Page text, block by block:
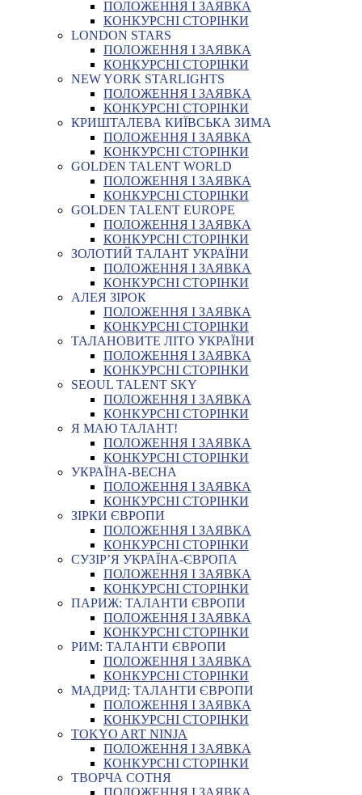
ПОЛОЖЕННЯ І ЗАЯВКА
КОНКУРСНІ СТОРІНКИ
LONDON STARS
ПОЛОЖЕННЯ І ЗАЯВКА
КОНКУРСНІ СТОРІНКИ
NEW YORK STARLIGHTS
ПОЛОЖЕННЯ І ЗАЯВКА
КОНКУРСНІ СТОРІНКИ
КРИШТАЛЕВА КИЇВСЬКА ЗИМА
ПОЛОЖЕННЯ І ЗАЯВКА
КОНКУРСНІ СТОРІНКИ
GOLDEN TALENT WORLD
ПОЛОЖЕННЯ І ЗАЯВКА
КОНКУРСНІ СТОРІНКИ
GOLDEN TALENT EUROPE
ПОЛОЖЕННЯ І ЗАЯВКА
КОНКУРСНІ СТОРІНКИ
ЗОЛОТИЙ ТАЛАНТ УКРАЇНИ
ПОЛОЖЕННЯ І ЗАЯВКА
КОНКУРСНІ СТОРІНКИ
АЛЕЯ ЗІРОК
ПОЛОЖЕННЯ І ЗАЯВКА
КОНКУРСНІ СТОРІНКИ
ТАЛАНОВИТЕ ЛІТО УКРАЇНИ
ПОЛОЖЕННЯ І ЗАЯВКА
КОНКУРСНІ СТОРІНКИ
SEOUL TALENT SKY
ПОЛОЖЕННЯ І ЗАЯВКА
КОНКУРСНІ СТОРІНКИ
Я МАЮ ТАЛАНТ!
ПОЛОЖЕННЯ І ЗАЯВКА
КОНКУРСНІ СТОРІНКИ
УКРАЇНА-ВЕСНА
ПОЛОЖЕННЯ І ЗАЯВКА
КОНКУРСНІ СТОРІНКИ
ЗІРКИ ЄВРОПИ
ПОЛОЖЕННЯ І ЗАЯВКА
КОНКУРСНІ СТОРІНКИ
СУЗІР’Я УКРАЇНА-ЄВРОПА
ПОЛОЖЕННЯ І ЗАЯВКА
КОНКУРСНІ СТОРІНКИ
ПАРИЖ: ТАЛАНТИ ЄВРОПИ
ПОЛОЖЕННЯ І ЗАЯВКА
КОНКУРСНІ СТОРІНКИ
РИМ: ТАЛАНТИ ЄВРОПИ
ПОЛОЖЕННЯ І ЗАЯВКА
КОНКУРСНІ СТОРІНКИ
МАДРИД: ТАЛАНТИ ЄВРОПИ
ПОЛОЖЕННЯ І ЗАЯВКА
КОНКУРСНІ СТОРІНКИ
TOKYO ART NINJA
ПОЛОЖЕННЯ І ЗАЯВКА
КОНКУРСНІ СТОРІНКИ
ТВОРЧА СОТНЯ
ПОЛОЖЕННЯ І ЗАЯВКА